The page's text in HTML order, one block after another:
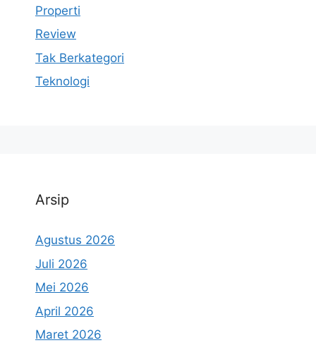
Properti
Review
Tak Berkategori
Teknologi
Arsip
Agustus 2026
Juli 2026
Mei 2026
April 2026
Maret 2026